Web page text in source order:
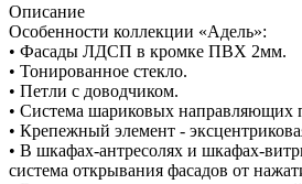
Описание
Особенности коллекции «Адель»:
• Фасады ЛДСП в кромке ПВХ 2мм.
• Тонированное стекло.
• Петли с доводчиком.
• Система шариковых направляющих
• Крепежный элемент -
• В шкафах-антресолях и шкафах-
система открывания фасадов от